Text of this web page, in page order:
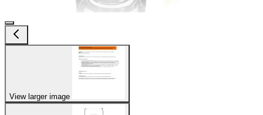
View larger image